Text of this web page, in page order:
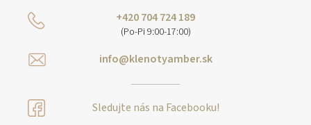
+420 704 724 189
(Po-Pi 9:00-17:00)
info@klenotyamber.sk
Sledujte nás na Facebooku!